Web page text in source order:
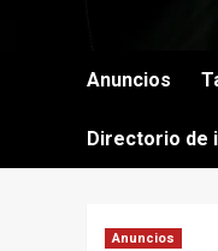
Anuncios
Directorio de
Anuncios